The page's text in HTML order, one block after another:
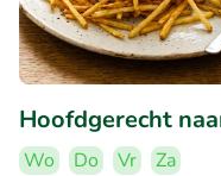
Hoofdgerecht
Wo Do Vr
Za